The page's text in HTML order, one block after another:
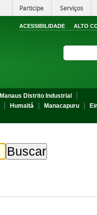
Participe Serviços
ACESSIBILIDADE ALTO
Manaus Distrito Industrial
Humaitá Manacapuru